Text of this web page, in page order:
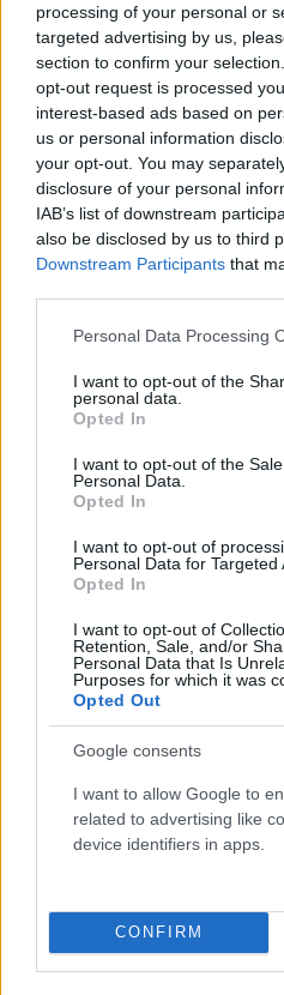
processing of your personal or
targeted advertising by us,
section to confirm your
opt-out request is processed
interest-based ads based on
us or personal information
your opt-out. You may
disclosure of your personal
IAB’s list of downstream
also be disclosed by us to third
Downstream Participants that
Please note that this website/
not limited to your visit or usage
grant or deny consent to
use your data for below
consent section.
Personal Data Processing
I want to opt-out of the
personal data.
Opted In
I want to opt-out of the
Personal Data.
Opted In
I want to opt-out of
Personal Data for Targeted
Opted In
I want to opt-out of
Retention, Sale, and/or
Personal Data that Is
Purposes for which it was
Opted Out
Google consents
I want to allow Google to
related to advertising like
device identifiers in apps.
CONFIRM
Σε ανάρτησή της στο
ντερ Λάιεν ανέφερε: «Ο
ένας αξιόπιστος και
καθοριστικό ρόλο για
Πολέμου και την πτώση
Παραπετάσματος. Άνοιξε
ελεύθερη Ευρώπη. Αυτή
ξεχάσουμε. R.I.P Μιχαήλ
Ο Γάλλος πρόεδρος
τον Γκορμπατσόφ ως
Twitter νωρίς το πρωί της
«άνοιξε έναν δρόμο
δέσμευσή του για την
την κοινή μας ιστορία».
Στη Ρωσία, ωστόσο, η
θάνατο του Γκορμπατσόφ
ψύχραιμη.
Ο Ρώσος πρόεδρος
βαθύτατα συλλυπητήριά
Κρεμλίνου Ντμίτρι
ειδήσεων Interfax.